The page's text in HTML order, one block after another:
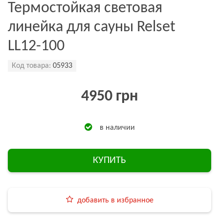
Термостойкая световая
линейка для сауны Relset
LL12-100
Код товара: 05933
4950 грн
в наличии
КУПИТЬ
добавить в избранное